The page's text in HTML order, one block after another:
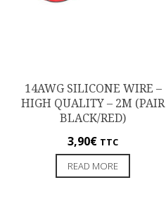
14AWG SILICONE WIRE –
HIGH QUALITY – 2M (PAIR
BLACK/RED)
3,90€ TTC
READ MORE